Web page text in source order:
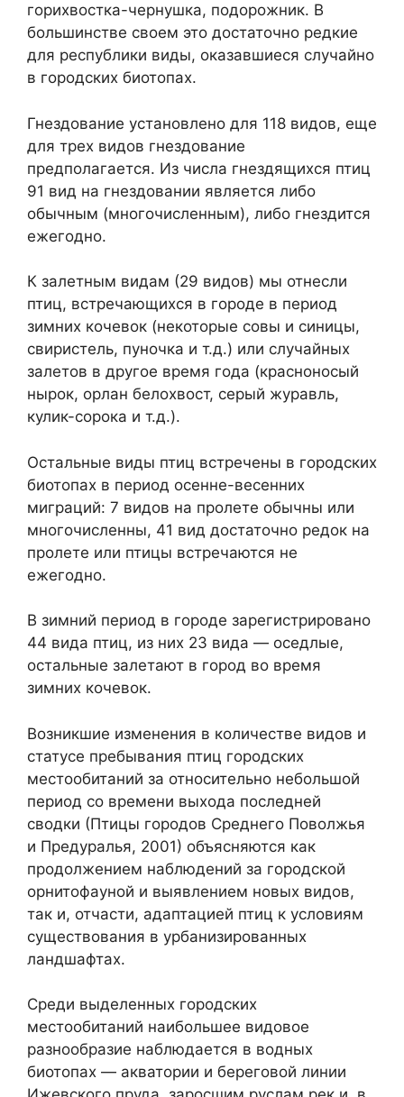
горихвостка-чернушка, подорожник. В
большинстве своем это достаточно редкие
для республики виды, оказавшиеся случайно
в городских биотопах.
Гнездование установлено для 118 видов, еще
для трех видов гнездование
предполагается. Из числа гнездящихся птиц
91 вид на гнездовании является либо
обычным (многочисленным), либо гнездится
ежегодно.
К залетным видам (29 видов) мы отнесли
птиц, встречающихся в городе в период
зимних кочевок (некоторые совы и синицы,
свиристель, пуночка и т.д.) или случайных
залетов в другое время года (красноносый
нырок, орлан белохвост, серый журавль,
кулик-сорока и т.д.).
Остальные виды птиц встречены в городских
биотопах в период осенне-весенних
миграций: 7 видов на пролете обычны или
многочисленны, 41 вид достаточно редок на
пролете или птицы встречаются не
ежегодно.
В зимний период в городе зарегистрировано
44 вида птиц, из них 23 вида — оседлые,
остальные залетают в город во время
зимних кочевок.
Возникшие изменения в количестве видов и
статусе пребывания птиц городских
местообитаний за относительно небольшой
период со времени выхода последней
сводки (Птицы городов Среднего Поволжья
и Предуралья, 2001) объясняются как
продолжением наблюдений за городской
орнитофауной и выявлением новых видов,
так и, отчасти, адаптацией птиц к условиям
существования в урбанизированных
ландшафтах.
Среди выделенных городских
местообитаний наибольшее видовое
разнообразие наблюдается в водных
биотопах — акватории и береговой линии